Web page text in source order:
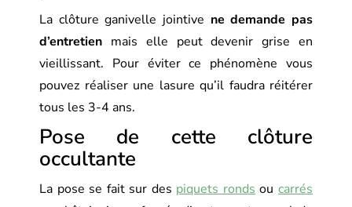
La clôture ganivelle jointive ne demande pas
d’entretien mais elle peut devenir grise en
vieillissant. Pour éviter ce phénomène vous
pouvez réaliser une lasure qu’il faudra réitérer
tous les 3-4 ans.
Pose de cette clôture
occultante
La pose se fait sur des piquets ronds oucarrés